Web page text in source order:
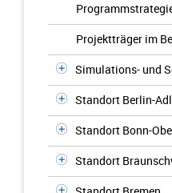
Projektträger im
Simulations- und
Standort Berlin-
Standort Bonn-
Standort